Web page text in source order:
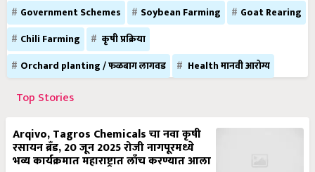
Government Schemes Soybean Farming
Goat Rearing
Chili Farming
कृषी प्रक्रिया
Orchard planting / फळबाग लागवड
Health मानवी आरोग्य
Top Stories
Arqivo, Tagros Chemicals चा नवा कृषी
रसायन ब्रँड, 20 जून 2025 रोजी नागपूरमध्ये
भव्य कार्यक्रमात महाराष्ट्रात लाँच करण्यात आला